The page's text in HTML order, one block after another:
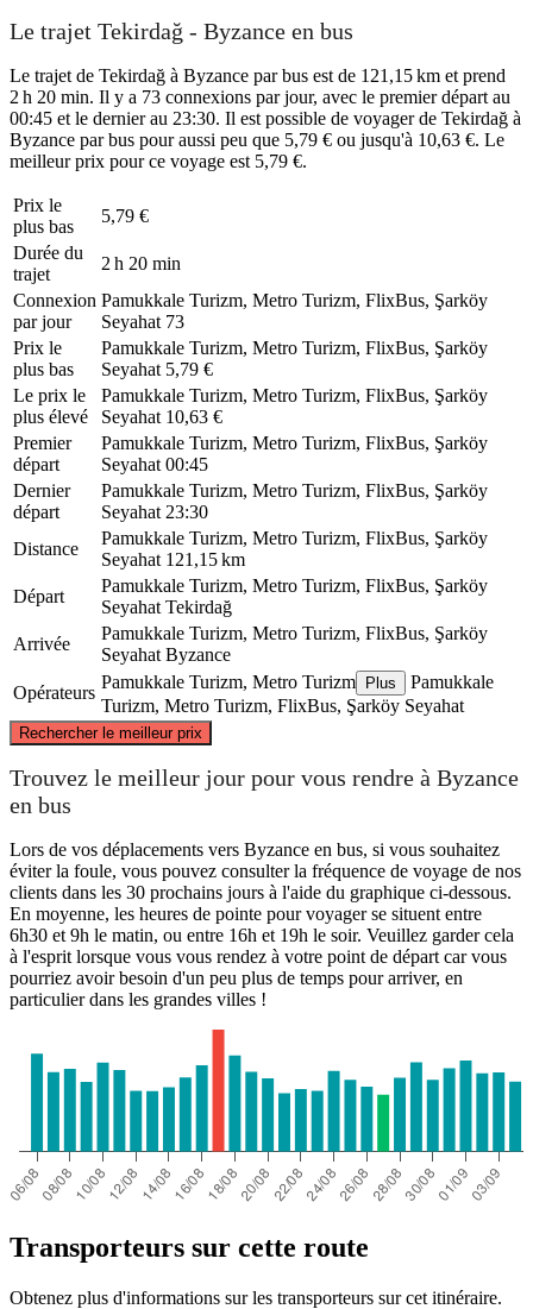
Le trajet Tekirdağ - Byzance en bus
Le trajet de Tekirdağ à Byzance par bus est de 121,15 km et prend
2 h 20 min. Il y a 73 connexions par jour, avec le premier départ au
00:45 et le dernier au 23:30. Il est possible de voyager de Tekirdağ à
Byzance par bus pour aussi peu que 5,79 € ou jusqu'à 10,63 €. Le
meilleur prix pour ce voyage est 5,79 €.
Prix ​​le
plus bas
5,79 €
Durée du
trajet
2 h 20 min
Connexion
par jour
Pamukkale Turizm, Metro Turizm, FlixBus, Şarköy
Seyahat 73
Prix ​​le
plus bas
Pamukkale Turizm, Metro Turizm, FlixBus, Şarköy
Seyahat 5,79 €
Le prix le
plus élevé
Pamukkale Turizm, Metro Turizm, FlixBus, Şarköy
Seyahat 10,63 €
Premier
départ
Pamukkale Turizm, Metro Turizm, FlixBus, Şarköy
Seyahat 00:45
Dernier
départ
Pamukkale Turizm, Metro Turizm, FlixBus, Şarköy
Seyahat 23:30
Distance
Pamukkale Turizm, Metro Turizm, FlixBus, Şarköy
Seyahat 121,15 km
Départ
Pamukkale Turizm, Metro Turizm, FlixBus, Şarköy
Seyahat Tekirdağ
Arrivée
Pamukkale Turizm, Metro Turizm, FlixBus, Şarköy
Seyahat Byzance
Opérateurs
Pamukkale Turizm, Metro Turizm Plus
Pamukkale
Turizm, Metro Turizm, FlixBus, Şarköy Seyahat
Rechercher le meilleur prix
Tekirdağ
Istanbul
© CARTO, © OpenStreetMapcontributors
Trouvez le meilleur jour pour vous rendre à Byzance
en bus
Lors de vos déplacements vers Byzance en bus, si vous souhaitez
éviter la foule, vous pouvez consulter la fréquence de voyage de nos
clients dans les 30 prochains jours à l'aide du graphique ci-dessous.
En moyenne, les heures de pointe pour voyager se situent entre
6h30 et 9h le matin, ou entre 16h et 19h le soir. Veuillez garder cela
à l'esprit lorsque vous vous rendez à votre point de départ car vous
pourriez avoir besoin d'un peu plus de temps pour arriver, en
particulier dans les grandes villes !
Transporteurs sur cette route
Obtenez plus d'informations sur les transporteurs sur cet itinéraire.